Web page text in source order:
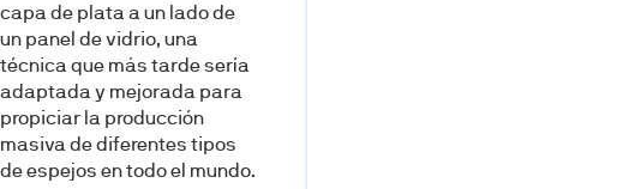
capa de plata a un lado de
un panel de vidrio, una
técnica que más tarde sería
adaptada y mejorada para
propiciar la producción
masiva de diferentes tipos
de espejos en todo el mundo.